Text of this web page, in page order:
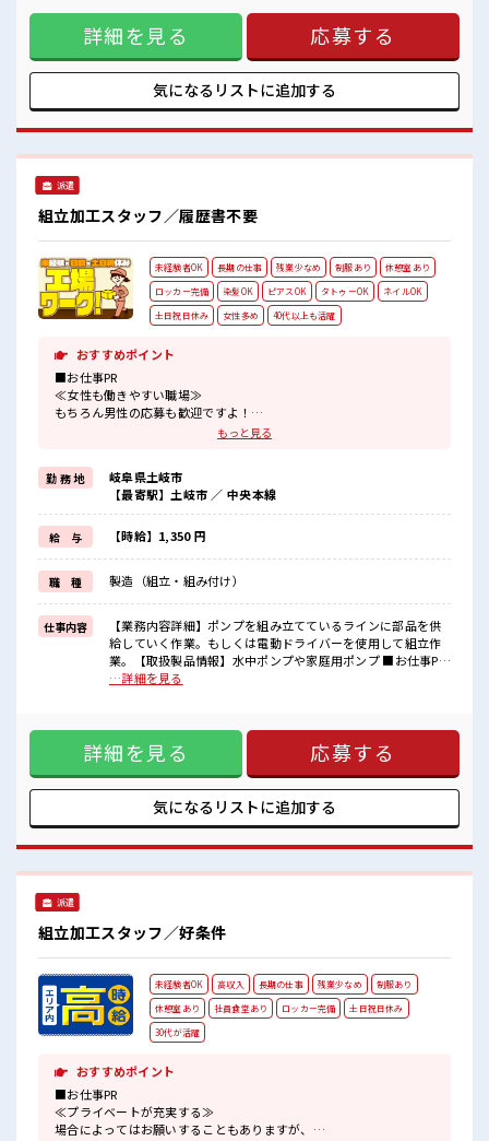
安心してお仕事に集中♪
残業多め！
稼ぎたい方は必見！
末は家族や友人と一緒にプライベート満喫！ ≪ヘアカラーOK
で自由な雰囲気の職場≫ 明るすぎたり奇抜でなければ基本的
に自由！ (規定有)≪動きやすい制服アリ≫ 制服があるので、
毎日の服装の悩み解消♪ ≪未経験OKの仕事≫ 新しいことに
チャレンジするのは不安だけど、 しっかり働く環境が整って
います！ イチからスキルUP・ステップUP目指していきまし
ラーOK！ 休憩室でホッと一息リフレッシュ！ ロッカーあ
り！ 安心してお仕事に集中♪ 残業多め！ 稼ぎたい方は必見！
詳細を見る 応募する
気になるリストに追加する
派遣
組立加工スタッフ／履歴書不要
未経験者OK 長期の仕事 残業少なめ 制服あり
休憩室あり
ロッカー完備
染髪OK ピアスOK タトゥーOK
ネイルOK
土日祝日休み
女性多め 40代以上も活躍
おすすめポイント
■お仕事PR
≪女性も働きやすい職場≫
もちろん男性の応募も歓迎ですよ！
残業はほとんどナシ！
≪土日祝休のお仕事≫
家族や友人と一緒にプライベート満喫！
≪ヘアカラーOKで自由な雰囲気の職場≫
明るすぎたり奇抜でなければ基本的に自由！
(規定有)≪ラクラク制服アリ≫
制服があるので、
毎日の服装の悩み解消♪
≪自分に向いている仕事が探せる≫
困った事などがあれば、
担当がしっかりサポートします！
■職場の雰囲気
髪型自由な職場！
休憩室完備でランチや休憩も充実しそう♪
もっと見る
勤 務 地
岐阜県土岐市
【最寄駅】土岐市 ／ 中央本線
給 与 【時給】1,350 円
職 種 製造（組立・組み付け）
仕事内容
【業務内容詳細】ポンプを組み立てているラインに部品を供
給していく作業。もしくは電動ドライバーを使用して組立作
業。【取扱製品情報】水中ポンプや家庭用ポンプ ■お仕事PR
≪女性も働きやすい職場≫ もちろん男性の応募も歓迎です
や友人と一緒にプライベート満喫！ ≪ヘアカラーOKで自由な
雰囲気の職場≫ 明るすぎたり奇抜でなければ基本的に自由！
(規定有)≪ラクラク制服アリ≫ 制服があるので、 毎日の服装
の悩み解消♪ ≪自分に向いている仕事が探せる≫ 困った事な
どがあれば、 担当がしっかりサポートします！ ■職場の雰囲
気 女性も活躍しやすい雰囲気の職場です！ 髪型にこだわりの
休憩も充実しそう♪
…詳細を見る
詳細を見る 応募する
気になるリストに追加する
派遣
組立加工スタッフ／好条件
未経験者OK 高収入 長期の仕事 残業少なめ
制服あり
休憩室あり
社員食堂あり ロッカー完備
土日祝日休み
30代が活躍
おすすめポイント
■お仕事PR
≪プライベートが充実する≫
場合によってはお願いすることもありますが、